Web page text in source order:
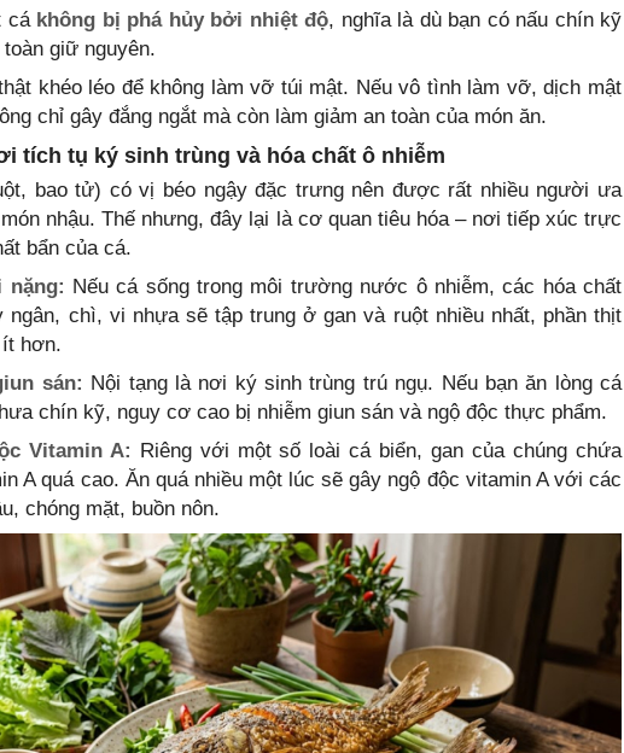
cá không bị phá hủy bởi nhiệt độ, nghĩa là dù bạn có nấu chín kỹ
giữ nguyên.
khéo léo để không làm vỡ túi mật. Nếu vô tình làm vỡ, dịch mật
chỉ gây đắng ngắt mà còn làm giảm an toàn của món ăn.
tích tụ ký sinh trùng và hóa chất ô nhiễm
bao tử) có vị béo ngậy đặc trưng nên được rất nhiều người ưa
nhậu. Thế nhưng, đây lại là cơ quan tiêu hóa – nơi tiếp xúc trực
bẩn của cá.
nặng: Nếu cá sống trong môi trường nước ô nhiễm, các hóa chất
ngân, chì, vi nhựa sẽ tập trung ở gan và ruột nhiều nhất, phần thịt
hơn.
sán: Nội tạng là nơi ký sinh trùng trú ngụ. Nếu bạn ăn lòng cá
chín kỹ, nguy cơ cao bị nhiễm giun sán và ngộ độc thực phẩm.
Vitamin A: Riêng với một số loài cá biển, gan của chúng chứa
A quá cao. Ăn quá nhiều một lúc sẽ gây ngộ độc vitamin A với các
chóng mặt, buồn nôn.